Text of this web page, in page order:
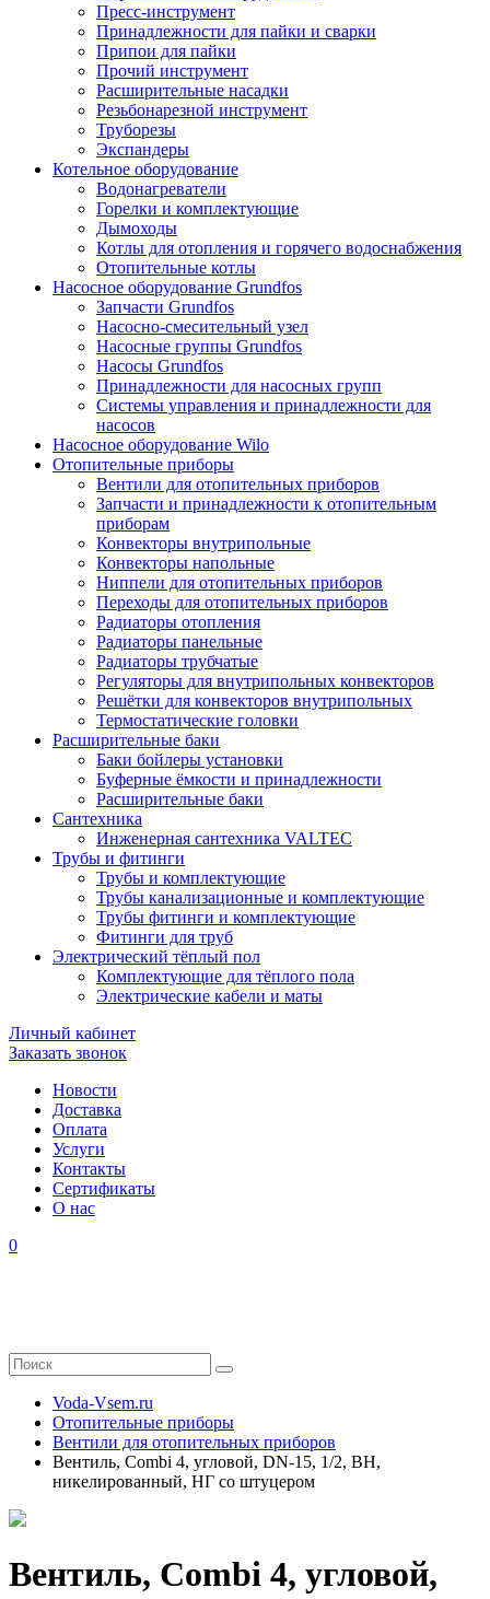
Пресс-инструмент
Принадлежности для пайки и сварки
Припои для пайки
Прочий инструмент
Расширительные насадки
Резьбонарезной инструмент
Труборезы
Экспандеры
Котельное оборудование
Водонагреватели
Горелки и комплектующие
Дымоходы
Котлы для отопления и горячего водоснабжения
Отопительные котлы
Насосное оборудование Grundfos
Запчасти Grundfos
Насосно-смесительный узел
Насосные группы Grundfos
Насосы Grundfos
Принадлежности для насосных групп
Системы управления и принадлежности для
насосов
Насосное оборудование Wilo
Отопительные приборы
Вентили для отопительных приборов
Запчасти и принадлежности к отопительным
приборам
Конвекторы внутрипольные
Конвекторы напольные
Ниппели для отопительных приборов
Переходы для отопительных приборов
Радиаторы отопления
Радиаторы панельные
Радиаторы трубчатые
Регуляторы для внутрипольных конвекторов
Решётки для конвекторов внутрипольных
Термостатические головки
Расширительные баки
Баки бойлеры установки
Буферные ёмкости и принадлежности
Расширительные баки
Сантехника
Инженерная сантехника VALTEC
Трубы и фитинги
Трубы и комплектующие
Трубы канализационные и комплектующие
Трубы фитинги и комплектующие
Фитинги для труб
Электрический тёплый пол
Комплектующие для тёплого пола
Электрические кабели и маты
Личный кабинет
Заказать звонок
Новости
Доставка
Оплата
Услуги
Контакты
Cертификаты
О нас
0
Voda-Vsem.ru
Отопительные приборы
Вентили для отопительных приборов
Вентиль, Combi 4, угловой, DN-15, 1/2, ВН,
никелированный, НГ со штуцером
Вентиль, Combi 4, угловой,